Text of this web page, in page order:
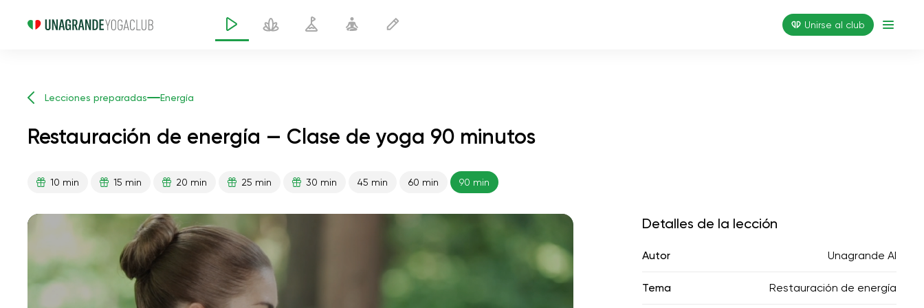
Unirse al club
Lecciones preparadas Energía
Restauración de energía — Clase de yoga 90 minutos
10 min 15 min 20 min 25 min 30 min 45 min 60 min 90 min
01:44
Detalles de la lección
Autor Unagrande AI
Tema Restauración de energía